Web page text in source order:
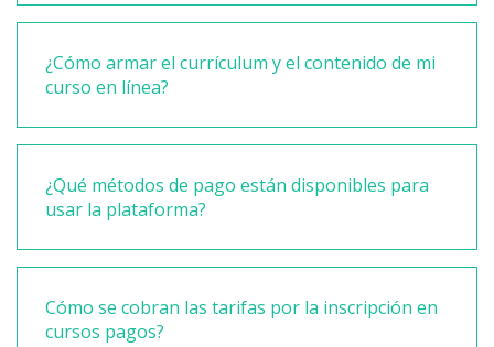
¿Cómo armar el currículum y el contenido de mi
curso en línea?
¿Qué métodos de pago están disponibles para
usar la plataforma?
Cómo se cobran las tarifas por la inscripción en
cursos pagos?